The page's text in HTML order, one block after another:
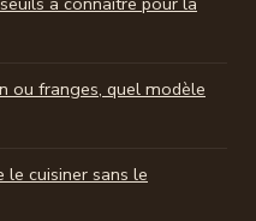
ou franges, quel modèle
cuisiner sans le